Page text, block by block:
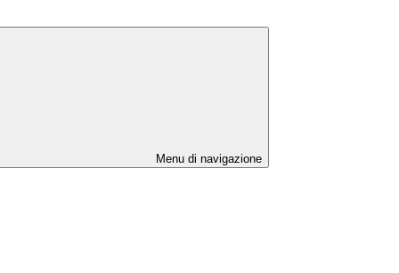
Menu di navigazione